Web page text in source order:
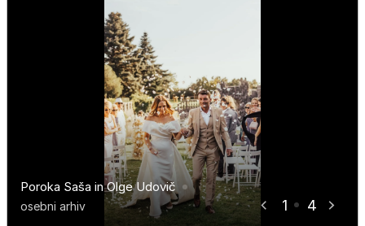
1 4
Poroka Saša in Olge Udovič
osebni arhiv
Poroka Saša in Olge Udovič
osebni arhiv
Poroka Saša in Olge Udovič
osebni arhiv
Poroka Saša in Olge Udovič
osebni arhiv